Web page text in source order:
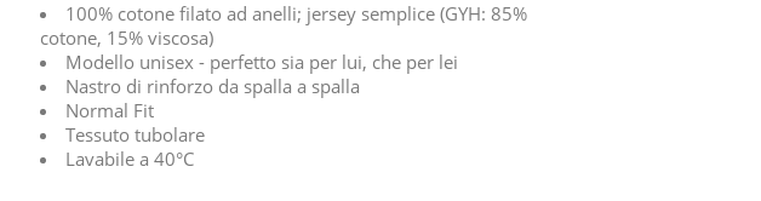
100% cotone filato ad anelli; jersey semplice (GYH: 85%
cotone, 15% viscosa)
Modello unisex - perfetto sia per lui, che per lei
Nastro di rinforzo da spalla a spalla
Normal Fit
Tessuto tubolare
Lavabile a 40°C